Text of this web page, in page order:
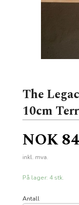
The
10cm
Pris
NOK
inkl. mva.
På lager: 4 stk.
Antall